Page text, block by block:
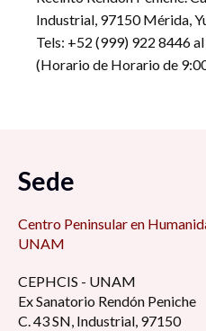
Industrial, 97150 Mérida,
Tels: +52 (999) 922 8446
(Horario de Horario de
Sede
Centro Peninsular en
UNAM
CEPHCIS - UNAM
Ex Sanatorio Rendón Peniche
C. 43 SN, Industrial, 97150